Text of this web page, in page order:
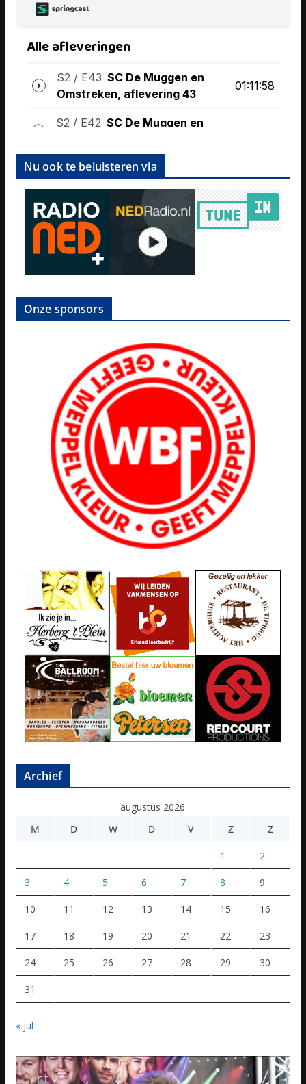
Nu ook te beluisteren via
Onze sponsors
Archief
augustus 2026
M
D W D V Z Z
1 2
3 4 5 6 7 8 9
10 11 12 13 14 15 16
17 18 19 20 21 22 23
24 25 26 27 28 29 30
31
« jul